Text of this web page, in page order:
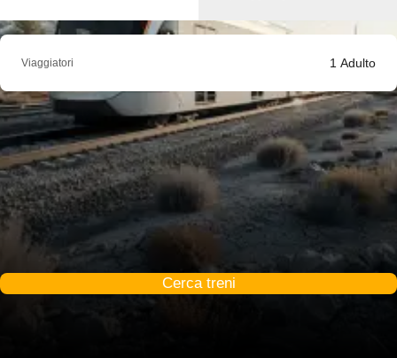
Viaggiatori 1 Adulto
Cerca treni